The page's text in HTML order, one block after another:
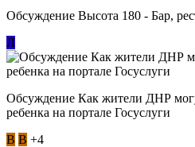
Обсуждение Высота 180 - Бар,
Л
Обсуждение Как жители ДНР
ребенка на портале Госуслуги
В В +4